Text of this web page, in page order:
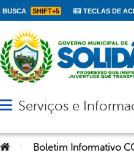
BUSCA SHIFT+5 TECLAS DE
Abrir menu principal de
Serviços e
Você está aqui:Boletim Informativo